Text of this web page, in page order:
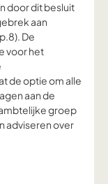
door dit besluit
aan
De
voor het
de optie om alle
aan de
groep
adviseren over